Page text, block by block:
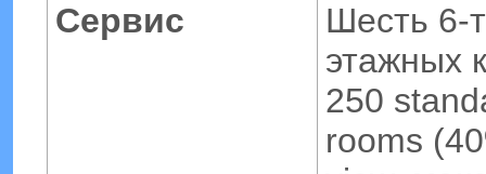
Сервис
Шесть 6-
этажных
250
rooms